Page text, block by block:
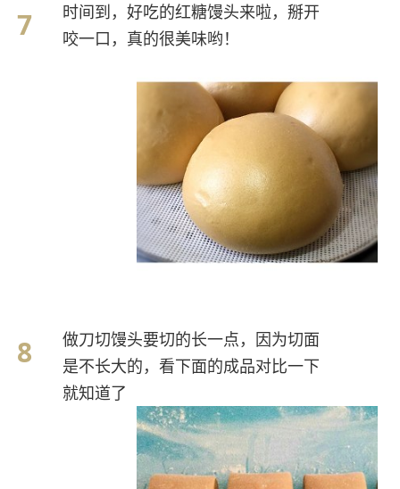
时间到，好吃的红糖馒头来啦，掰开
咬一口，真的很美味哟！
做刀切馒头要切的长一点，因为切面
是不长大的，看下面的成品对比一下
就知道了